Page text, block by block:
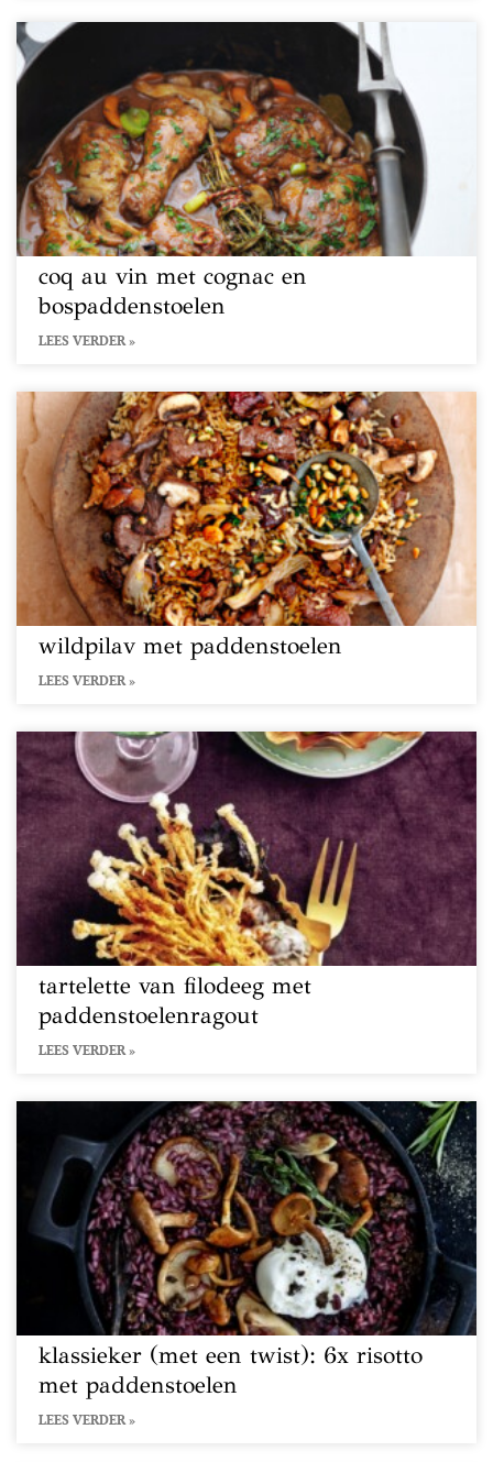
coq au vin met cognac en
bospaddenstoelen
LEES VERDER »
wildpilav met paddenstoelen
LEES VERDER »
tartelette van filodeeg met
paddenstoelenragout
LEES VERDER »
klassieker (met een twist): 6x risotto
met paddenstoelen
LEES VERDER »